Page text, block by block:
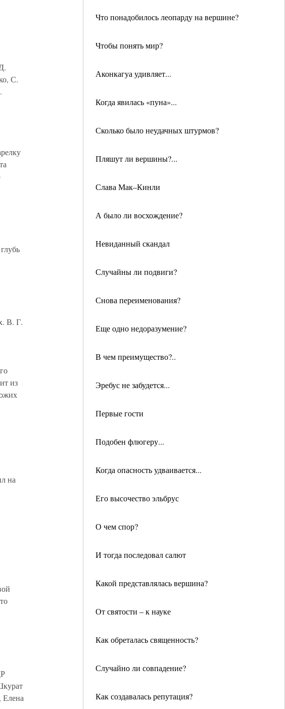
Что понадобилось леопарду на вершине?
Чтобы понять мир?
Аконкагуа удивляет...
Когда явилась «пуна»...
Сколько было неудачных штурмов?
Пляшут ли вершины?...
Слава Мак–Кинли
А было ли восхождение?
Невиданный скандал
Случайны ли подвиги?
Снова переименования?
Еще одно недоразумение?
В чем преимущество?..
Эребус не забудется...
Первые гости
Подобен флюгеру...
Когда опасность удваивается...
Его высочество эльбрус
О чем спор?
И тогда последовал салют
Какой представлялась вершина?
От святости – к науке
Как обреталась священность?
Случайно ли совпадение?
Как создавалась репутация?
С.
В. Г.
из
на
Елена